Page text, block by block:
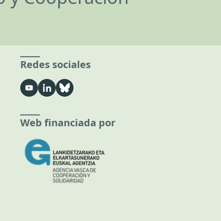
Redes sociales
Web financiada por